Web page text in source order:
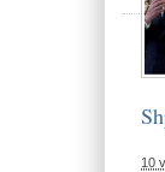
10